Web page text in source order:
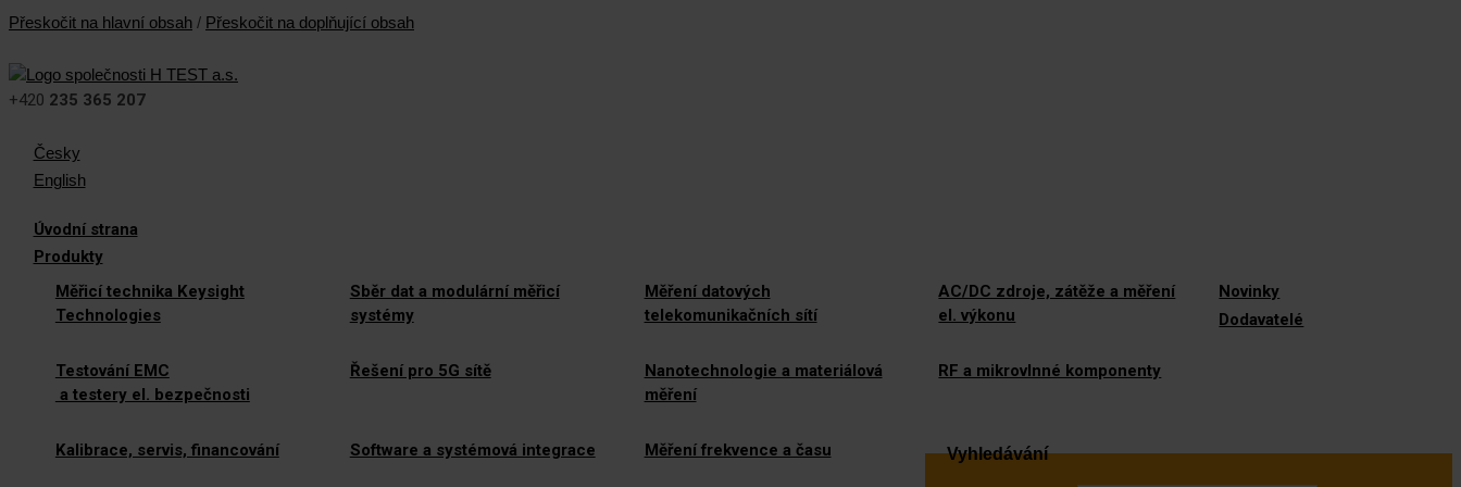
Přeskočit na hlavní obsah / Přeskočit na doplňující obsah
+420 235 365 207
Česky
English
Úvodní strana
Produkty
Měřicí technika Keysight
Technologies
Sběr dat a modulární měřicí
systémy
Měření datových
telekomunikačních sítí
AC/DC zdroje, zátěže a měření
el. výkonu
Testování EMC
a testery el. bezpečnosti
Řešení pro 5G sítě
Nanotechnologie a materiálová
měření
RF a mikrovlnné komponenty
Kalibrace, servis, financování Software a systémová integrace Měření frekvence a času
Novinky
Dodavatelé
Vyhledávání